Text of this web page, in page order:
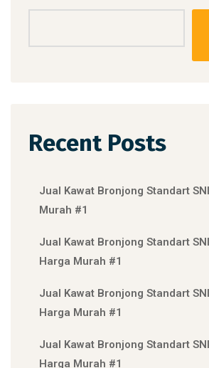
Recent Posts
Jual Kawat Bronjong Standart
Murah #1
Jual Kawat Bronjong Standart
Harga Murah #1
Jual Kawat Bronjong Standart
Harga Murah #1
Jual Kawat Bronjong Standart
Harga Murah #1